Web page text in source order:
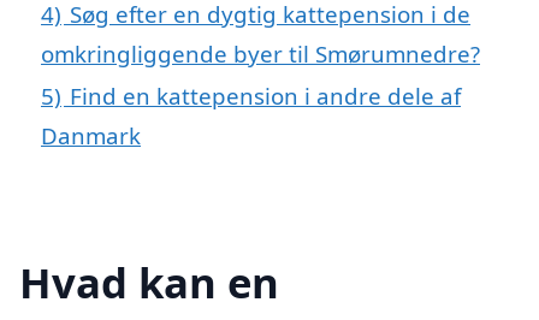
4) Søg efter en dygtig kattepension i de
omkringliggende byer til Smørumnedre?
5) Find en kattepension i andre dele af
Danmark
Hvad kan en